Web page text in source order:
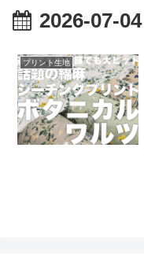
2026-07-04
プリント生地